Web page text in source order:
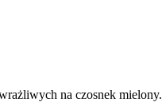
na czosnek mielony.